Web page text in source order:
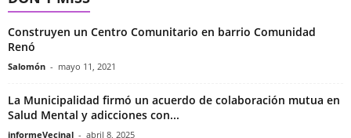
Construyen un Centro Comunitario en barrio Comunidad
Renó
Salomón - mayo 11, 2021
La Municipalidad firmó un acuerdo de colaboración mutua en
Salud Mental y adicciones con...
informeVecinal - abril 8, 2025